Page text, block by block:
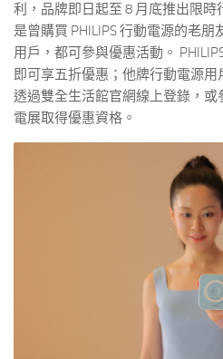
利，品牌即日起至 8 月底推出限
是曾購買 PHILIPS 行動電源的老朋
用戶，都可參與優惠活動。
即可享五折優惠；他牌行動電源
透過雙全生活館官網線上登錄，
電展取得優惠資格。